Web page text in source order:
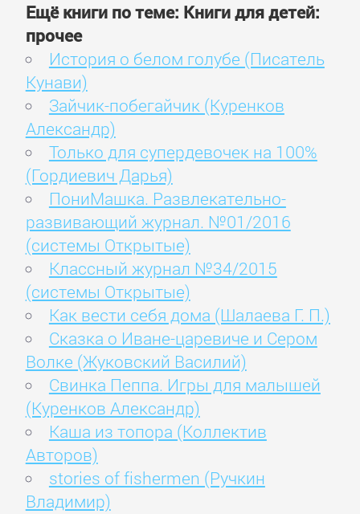
Ещё книги по теме: Книги для детей:
прочее
История о белом голубе (Писатель
Кунави)
Зайчик-побегайчик (Куренков
Александр)
Только для супердевочек на 100%
(Гордиевич Дарья)
ПониМашка. Развлекательно-
развивающий журнал. №01/2016
(системы Открытые)
Классный журнал №34/2015
(системы Открытые)
Как вести себя дома (Шалаева Г. П.)
Сказка о Иване-царевиче и Сером
Волке (Жуковский Василий)
Свинка Пеппа. Игры для малышей
(Куренков Александр)
Каша из топора (Коллектив
Авторов)
stories of fishermen (Ручкин
Владимир)